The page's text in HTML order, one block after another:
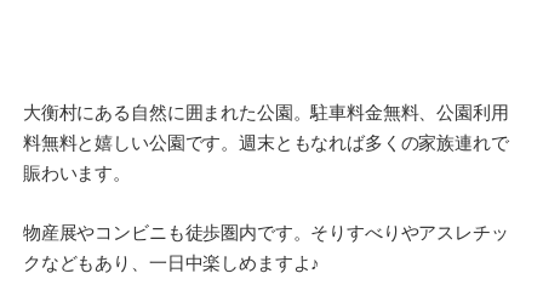
大衡村にある自然に囲まれた公園。駐車料金無料、公園利用
料無料と嬉しい公園です。週末ともなれば多くの家族連れで
賑わいます。
物産展やコンビニも徒歩圏内です。そりすべりやアスレチッ
クなどもあり、一日中楽しめますよ♪